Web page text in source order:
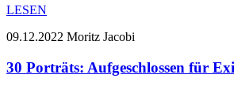
LESEN
09.12.2022 Moritz Jacobi
30 Porträts: Aufgeschlossen für